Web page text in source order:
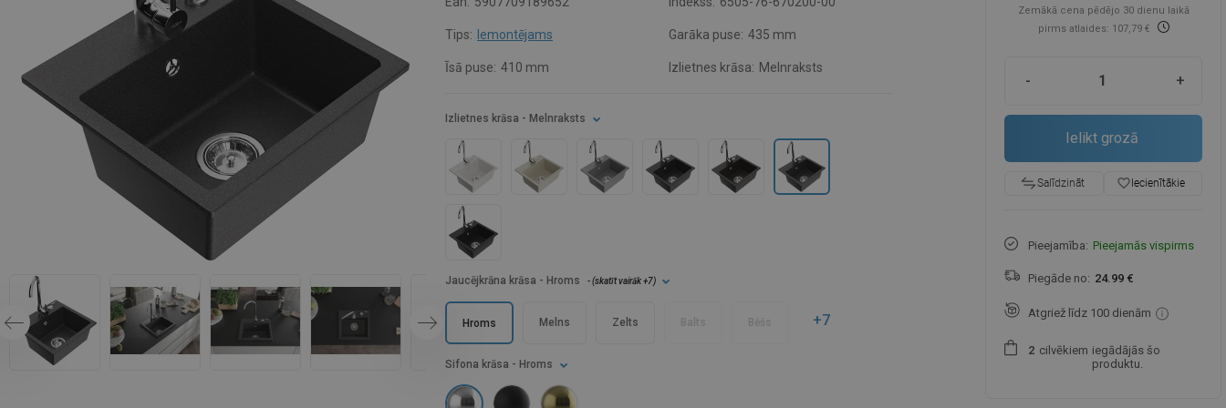
Tips: Iemontējams Garāka puse: 435 mm
Īsā puse: 410 mm Izlietnes krāsa: Melnraksts
Sifona krāsa - Hroms
Izlietnes krāsa - Melnraksts
Jaucējkrāna krāsa - Hroms - (skatīt vairāk+7)
Balts
Hroms Melns Zelts Bēšs +7
Zemākā cena pēdējo 30 dienu laikā
pirms atlaides: 107,79 €
- +
Ielikt grozā
Salīdzināt favorite_borderIecienītākie
Pieejamība: Pieejamās vispirms
Piegāde no: 24.99 €
Atgriež līdz 100 dienām
2 cilvēkiem iegādājās šo
produktu.